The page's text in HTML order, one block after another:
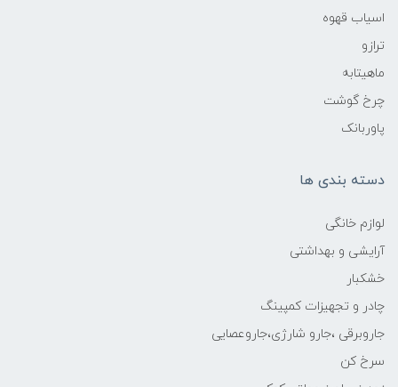
اسیاب قهوه
ترازو
ماهیتابه
چرخ گوشت
پاوربانک
دسته بندی ها
لوازم خانگی
آرایشی و بهداشتی
خشکبار
چادر و تجهیزات کمپینگ
جاروبرقی ،جارو شارژی،جاروعصایی
سرخ کن